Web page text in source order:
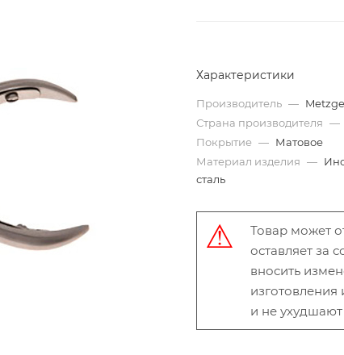
Характеристики
Производитель —
Страна производителя —
Покрытие — Матовое
Материал изделия —
сталь
Товар может
оставляет за
вносить
и не ухудшают